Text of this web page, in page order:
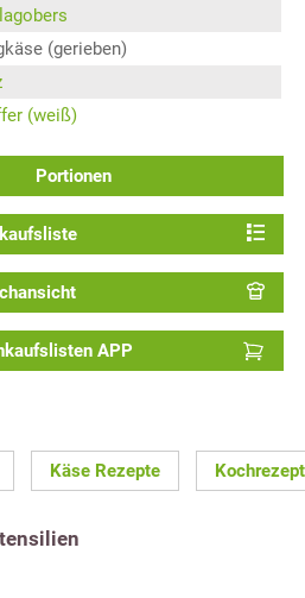
(gerieben)
(weiß)
Portionen
APP
Käse Rezepte